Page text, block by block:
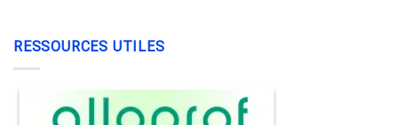
RESSOURCES UTILES